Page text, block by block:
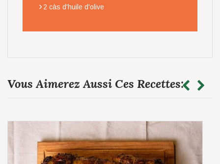
› 2 càs d'huile d'olive
Vous Aimerez Aussi Ces Recettes: